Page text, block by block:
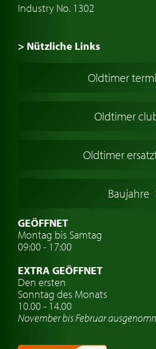
Industry No. 1302
> Nützliche Links
Oldtimers in Europa
Englische Oldtimer
Deutsche Oldtimer
Schwedische Oldtimer
Oldtimer mit h-kennzeichen
Auto Oldtimer Markt
Oldtimer-Versicherung
Oldtimer-Clubs
Oldtimer-Reisen
Oldtimer
Oldtimer
Oldtimer
Baujahre
GEÖFFNET
Montag bis Samtag
09:00 - 17:00
EXTRA GEÖFFNET
Den ersten
Sonntag des Monats
10.00 - 14.00
November bis Februar